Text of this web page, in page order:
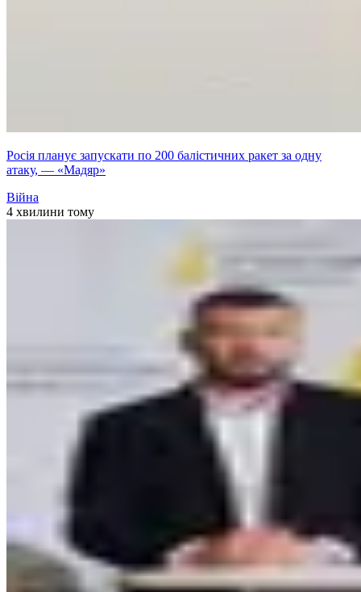
Росія планує запускати по 200 балістичних ракет за одну
атаку, — «Мадяр»
Війна
4 хвилини тому